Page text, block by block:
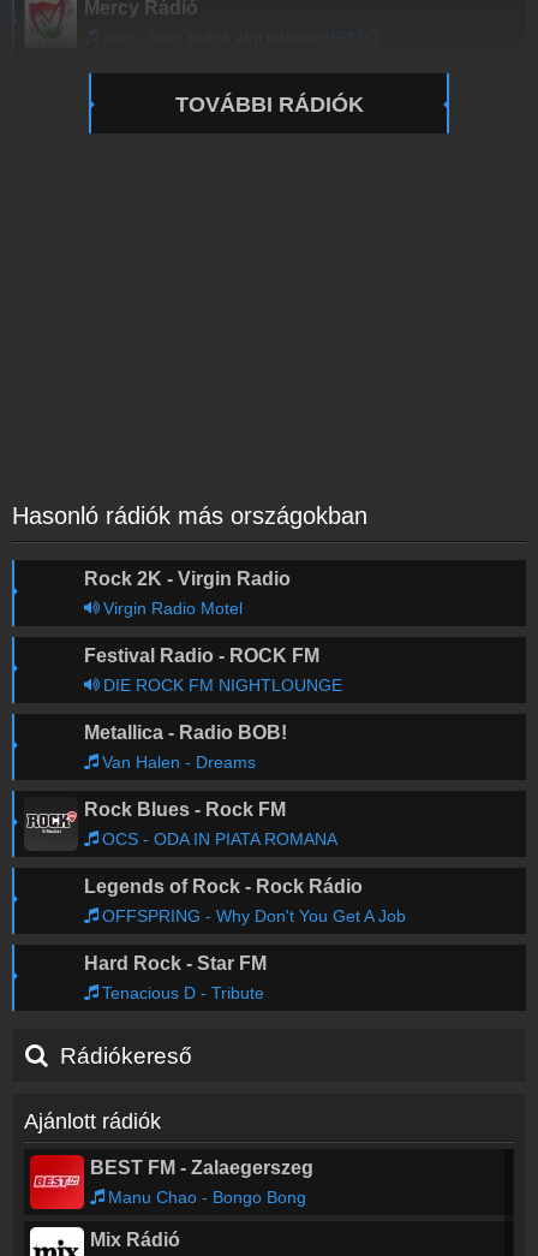
Mercy Rádió
TOVÁBBI RÁDIÓK
Hasonló rádiók más országokban
Rock 2K - Virgin Radio
Virgin Radio Motel
Festival Radio - ROCK FM
DIE ROCK FM NIGHTLOUNGE
Metallica - Radio BOB!
Van Halen - Dreams
Rock Blues - Rock FM
OCS - ODA IN PIATA ROMANA
Legends of Rock - Rock Rádio
OFFSPRING - Why Don't You Get A Job
Hard Rock - Star FM
Tenacious D - Tribute
Rádiókereső
Ajánlott rádiók
BEST FM - Zalaegerszeg
Manu Chao - Bongo Bong
Mix Rádió